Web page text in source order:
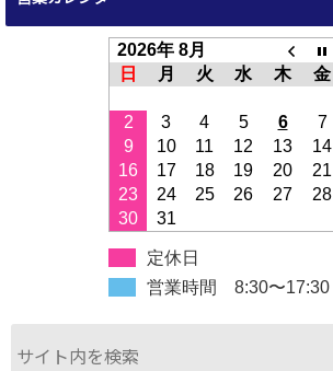
2026年 8月
日
月 火 水 木 金
2
3 4 5 6 7
9
10 11 12 13 14
16
17 18 19 20 21
23
24 25 26 27 28
30
31
定休日
営業時間 8:30〜17:30